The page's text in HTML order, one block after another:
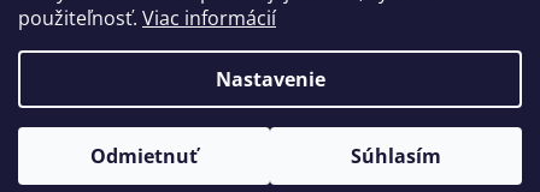
použiteľnosť. Viac informácií
Nastavenie
Odmietnuť Súhlasím
Z dôvodu zvýšeného počtu objednávok môže dôjsť k miernemu
zdržaniu spracovania. Ak sa na zásielku ponáhľate, prosím
uveďte túto informáciu v poznámke v objednávke. Ďakujeme za
Copyright 2026farbyartemiss.sk. Všetky práva vyhradené.
Upraviť nastavenie cookies